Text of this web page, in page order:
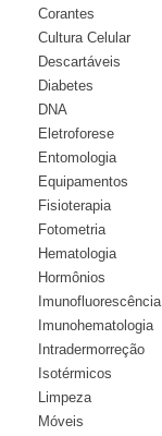
Corantes
Cultura Celular
Descartáveis
Diabetes
DNA
Eletroforese
Entomologia
Equipamentos
Fisioterapia
Fotometria
Hematologia
Hormônios
Imunofluorescência
Imunohematologia
Intradermorreção
Isotérmicos
Limpeza
Móveis